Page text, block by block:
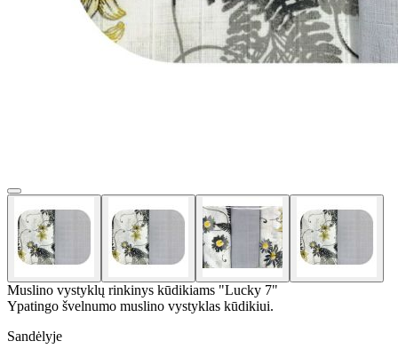
Muslino vystyklų rinkinys kūdikiams "Lucky 7"
Ypatingo švelnumo muslino vystyklas kūdikiui.
Sandėlyje